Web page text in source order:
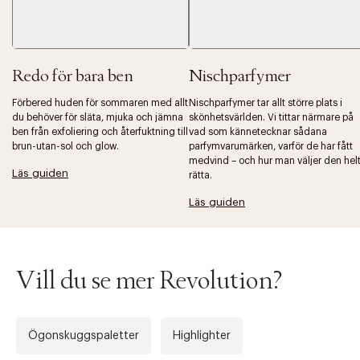
Redo för bara ben
Förbered huden för sommaren med allt
du behöver för släta, mjuka och jämna
ben från exfoliering och återfuktning till
brun-utan-sol och glow.
Läs guiden
Nischparfymer
Nischparfymer tar allt större plats i
skönhetsvärlden. Vi tittar närmare på
vad som kännetecknar sådana
parfymvarumärken, varför de har fått
medvind – och hur man väljer den helt
rätta.
Läs guiden
Vill du se mer Revolution?
Ögonskuggspaletter Highlighter